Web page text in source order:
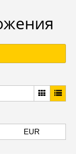
EUR